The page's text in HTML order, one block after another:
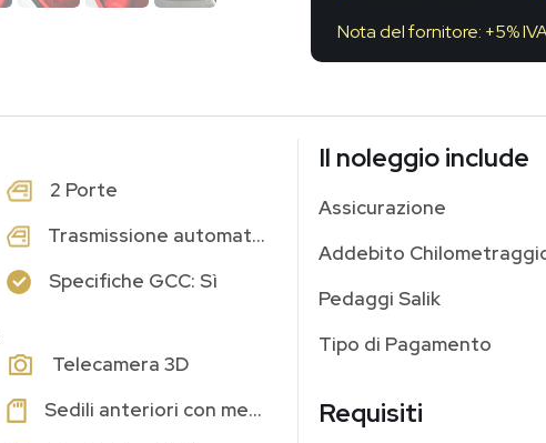
Nota del fornitore: +5%
2 Porte
Trasmissione automatica
Specifiche GCC: Sì
Telecamera 3D
Sedili anteriori con memoria
Il noleggio include
Assicurazione
Pedaggi Salik
Tipo di Pagamento
Requisiti